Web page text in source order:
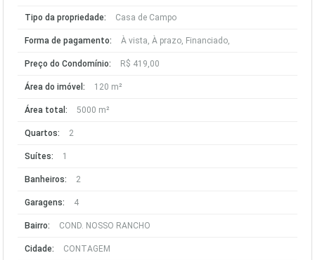
Tipo da propriedade: Casa de Campo
Forma de pagamento: À vista, À prazo, Financiado,
Preço do Condomínio: R$ 419,00
Área do imóvel: 120 m²
Área total: 5000 m²
Quartos: 2
Suítes: 1
Banheiros: 2
Garagens: 4
Bairro: COND. NOSSO RANCHO
Cidade: CONTAGEM